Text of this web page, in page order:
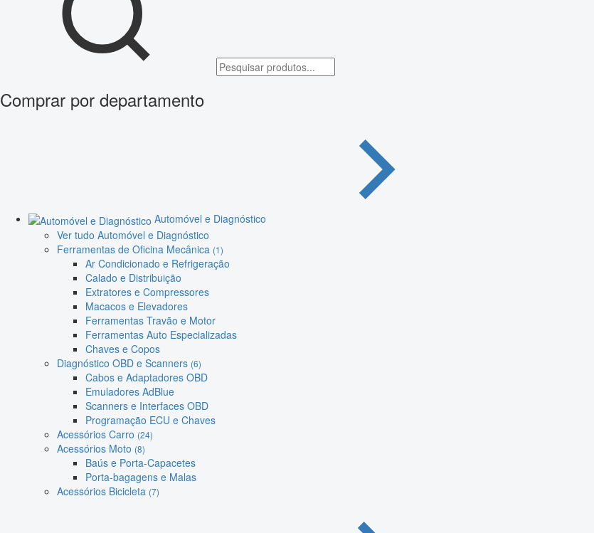
Comprar por departamento
Automóvel e Diagnóstico
Ver tudo Automóvel e Diagnóstico
Ferramentas de Oficina Mecânica (1)
Ar Condicionado e Refrigeração
Calado e Distribuição
Extratores e Compressores
Macacos e Elevadores
Ferramentas Travão e Motor
Ferramentas Auto Especializadas
Chaves e Copos
Diagnóstico OBD e Scanners (6)
Cabos e Adaptadores OBD
Emuladores AdBlue
Scanners e Interfaces OBD
Programação ECU e Chaves
Acessórios Carro (24)
Acessórios Moto (8)
Baús e Porta-Capacetes
Porta-bagagens e Malas
Acessórios Bicicleta (7)